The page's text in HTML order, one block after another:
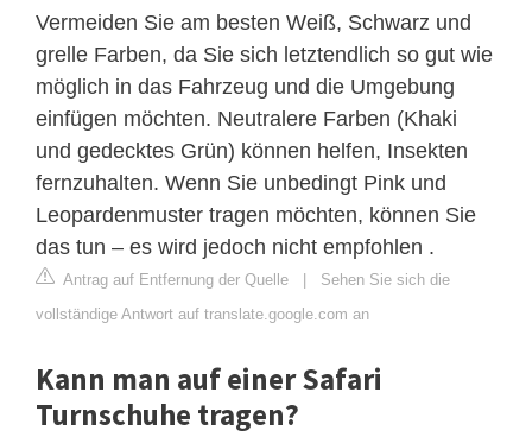
Vermeiden Sie am besten Weiß, Schwarz und
grelle Farben, da Sie sich letztendlich so gut wie
möglich in das Fahrzeug und die Umgebung
einfügen möchten. Neutralere Farben (Khaki
und gedecktes Grün) können helfen, Insekten
fernzuhalten. Wenn Sie unbedingt Pink und
Leopardenmuster tragen möchten, können Sie
das tun – es wird jedoch nicht empfohlen .
Antrag auf Entfernung der Quelle | Sehen Sie sich die
vollständige Antwort auf translate.google.com an
Kann man auf einer Safari
Turnschuhe tragen?